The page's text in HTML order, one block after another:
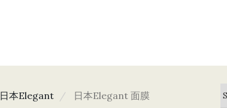
日本Elegant 日本Elegant 面膜